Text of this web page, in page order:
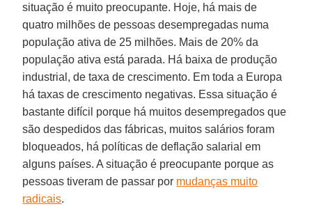
situação é muito preocupante. Hoje, há mais de
quatro milhões de pessoas desempregadas numa
população ativa de 25 milhões. Mais de 20% da
população ativa está parada. Há baixa de produção
industrial, de taxa de crescimento. Em toda a Europa
há taxas de crescimento negativas. Essa situação é
bastante difícil porque há muitos desempregados que
são despedidos das fábricas, muitos salários foram
bloqueados, há políticas de deflação salarial em
alguns países. A situação é preocupante porque as
pessoas tiveram de passar por mudanças muito
radicais.